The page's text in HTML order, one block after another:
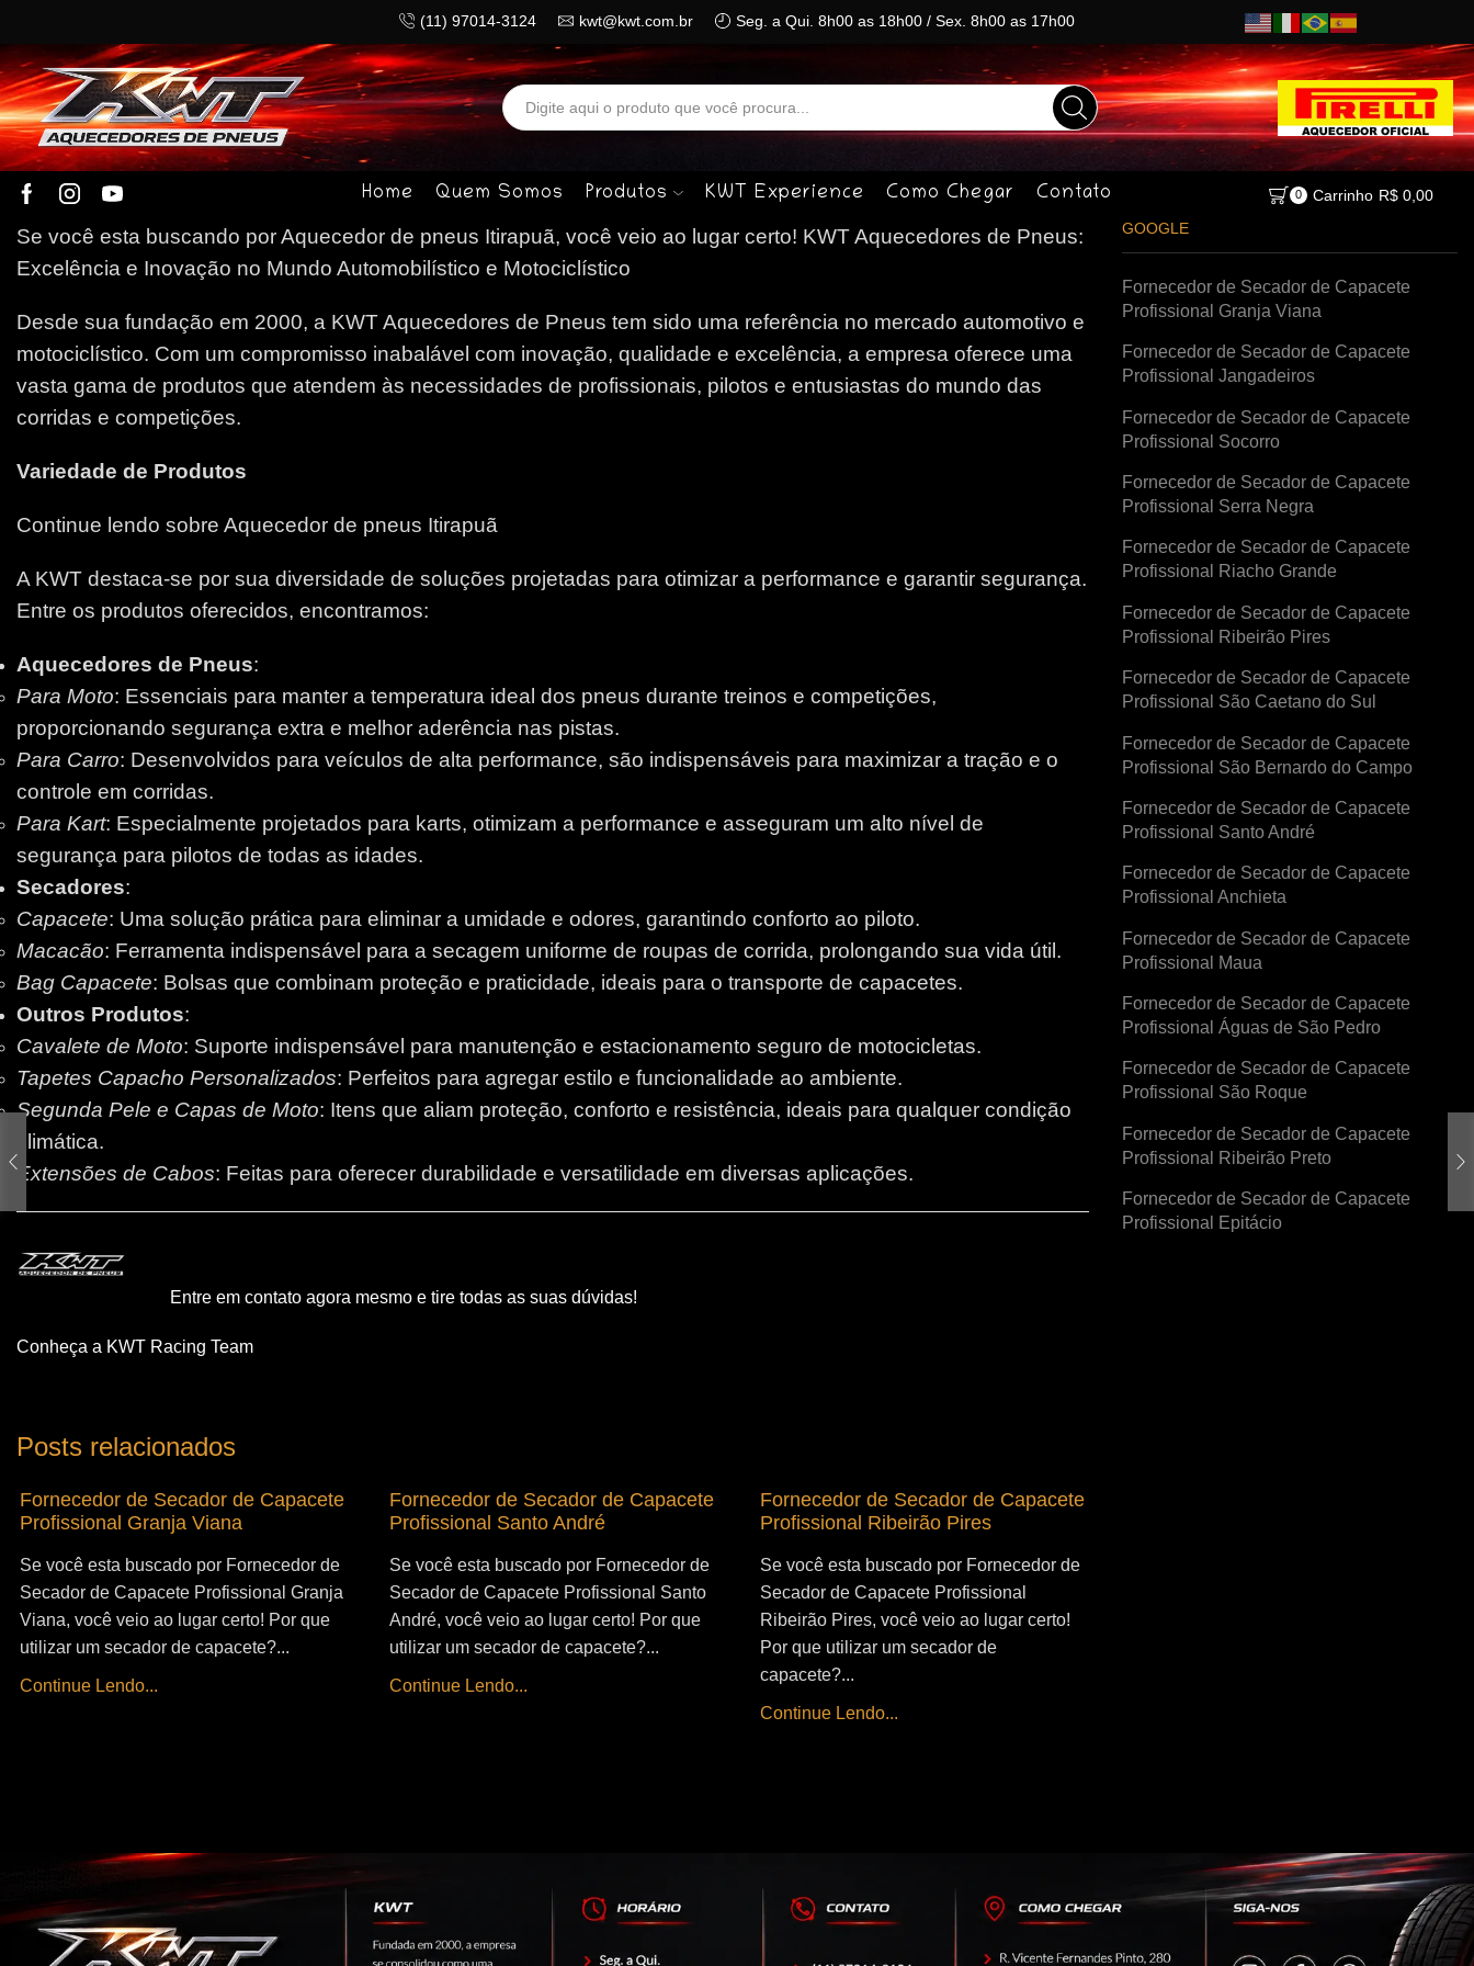
(11) 97014-3124 kwt@kwt.com.br Seg. a Qui. 8h00 as 18h00 / Sex. 8h00 as 17h00
Search
input
Home Quem Somos Produtos KWT Experience Como Chegar Contato 0 Carrinho R$0,00
Se você esta buscando por Aquecedor de pneus Itirapuã, você veio ao lugar certo! KWT Aquecedores de Pneus:
Excelência e Inovação no Mundo Automobilístico e Motociclístico
Desde sua fundação em 2000, a KWT Aquecedores de Pneus tem sido uma referência no mercado automotivo e
motociclístico. Com um compromisso inabalável com inovação, qualidade e excelência, a empresa oferece uma
vasta gama de produtos que atendem às necessidades de profissionais, pilotos e entusiastas do mundo das
corridas e competições.
Variedade de Produtos
Continue lendo sobre Aquecedor de pneus Itirapuã
A KWT destaca-se por sua diversidade de soluções projetadas para otimizar a performance e garantir segurança.
Entre os produtos oferecidos, encontramos:
Aquecedores de Pneus:
Para Moto: Essenciais para manter a temperatura ideal dos pneus durante treinos e competições,
proporcionando segurança extra e melhor aderência nas pistas.
Para Carro: Desenvolvidos para veículos de alta performance, são indispensáveis para maximizar a tração e o
controle em corridas.
Para Kart: Especialmente projetados para karts, otimizam a performance e asseguram um alto nível de
segurança para pilotos de todas as idades.
Secadores:
Capacete: Uma solução prática para eliminar a umidade e odores, garantindo conforto ao piloto.
Macacão: Ferramenta indispensável para a secagem uniforme de roupas de corrida, prolongando sua vida útil.
Bag Capacete: Bolsas que combinam proteção e praticidade, ideais para o transporte de capacetes.
Outros Produtos:
Cavalete de Moto: Suporte indispensável para manutenção e estacionamento seguro de motocicletas.
Tapetes Capacho Personalizados: Perfeitos para agregar estilo e funcionalidade ao ambiente.
Segunda Pele e Capas de Moto: Itens que aliam proteção, conforto e resistência, ideais para qualquer condição
climática.
Extensões de Cabos: Feitas para oferecer durabilidade e versatilidade em diversas aplicações.
Entre em contato agora mesmo e tire todas as suas dúvidas!
Conheça a KWT Racing Team
Posts relacionados
Fornecedor de Secador de Capacete
Profissional Granja Viana
Se você esta buscado por Fornecedor de
Secador de Capacete Profissional Granja
Viana, você veio ao lugar certo! Por que
utilizar um secador de capacete?...
Continue Lendo...
Fornecedor de Secador de Capacete
Profissional Santo André
Se você esta buscado por Fornecedor de
Secador de Capacete Profissional Santo
André, você veio ao lugar certo! Por que
utilizar um secador de capacete?...
Continue Lendo...
Fornecedor de Secador de Capacete
Profissional Ribeirão Pires
Se você esta buscado por Fornecedor de
Secador de Capacete Profissional
Ribeirão Pires, você veio ao lugar certo!
Por que utilizar um secador de
capacete?...
Continue Lendo...
GOOGLE
Fornecedor de Secador de Capacete
Profissional Granja Viana
Fornecedor de Secador de Capacete
Profissional Jangadeiros
Fornecedor de Secador de Capacete
Profissional Socorro
Fornecedor de Secador de Capacete
Profissional Serra Negra
Fornecedor de Secador de Capacete
Profissional Riacho Grande
Fornecedor de Secador de Capacete
Profissional Ribeirão Pires
Fornecedor de Secador de Capacete
Profissional São Caetano do Sul
Fornecedor de Secador de Capacete
Profissional São Bernardo do Campo
Fornecedor de Secador de Capacete
Profissional Santo André
Fornecedor de Secador de Capacete
Profissional Anchieta
Fornecedor de Secador de Capacete
Profissional Maua
Fornecedor de Secador de Capacete
Profissional Águas de São Pedro
Fornecedor de Secador de Capacete
Profissional São Roque
Fornecedor de Secador de Capacete
Profissional Ribeirão Preto
Fornecedor de Secador de Capacete
Profissional Epitácio